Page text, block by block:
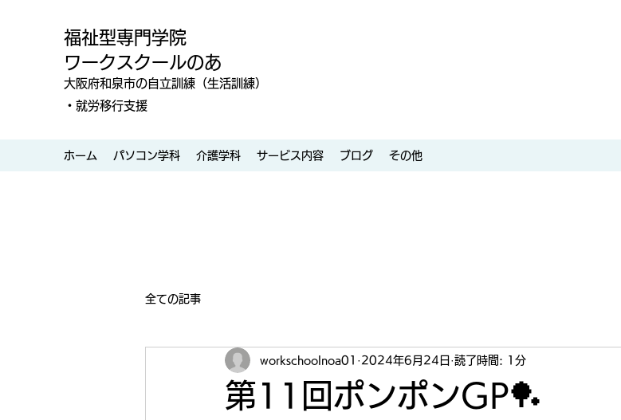
福祉型専門学院
ワークスクールのあ
大阪府和泉市の自立訓練（生活訓練）
・就労移行支援
ホーム パソコン学科 介護学科 サービス内容 ブログ その他
全ての記事
第11回ポンポンGP🏓
workschoolnoa01 2024年6月24日 読了時間: 1分